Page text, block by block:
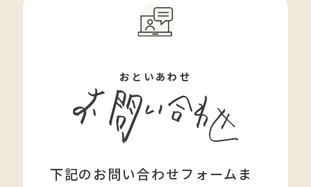
おといあわせ
下記のお問い合わせフォームま